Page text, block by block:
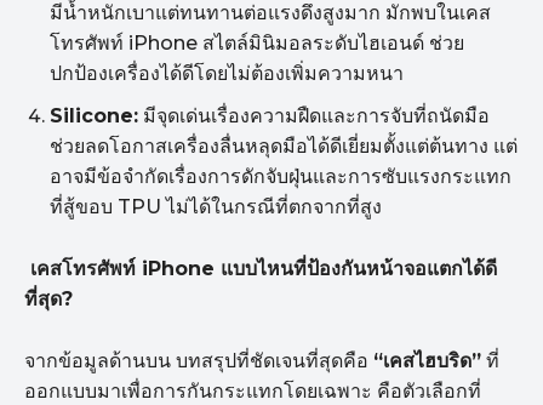
มีน้ำหนักเบาแต่ทนทานต่อแรงดึงสูงมาก มักพบในเคส
โทรศัพท์ iPhone สไตล์มินิมอลระดับไฮเอนด์ ช่วย
ปกป้องเครื่องได้ดีโดยไม่ต้องเพิ่มความหนา
Silicone: มีจุดเด่นเรื่องความฝืดและการจับที่ถนัดมือ
ช่วยลดโอกาสเครื่องลื่นหลุดมือได้ดีเยี่ยมตั้งแต่ต้นทาง แต่
อาจมีข้อจำกัดเรื่องการดักจับฝุ่นและการซับแรงกระแทก
ที่สู้ขอบ TPU ไม่ได้ในกรณีที่ตกจากที่สูง
เคสโทรศัพท์ iPhone แบบไหนที่ป้องกันหน้าจอแตกได้ดี
ที่สุด?
จากข้อมูลด้านบน บทสรุปที่ชัดเจนที่สุดคือ “เคสไฮบริด” ที่
ออกแบบมาเพื่อการกันกระแทกโดยเฉพาะ คือตัวเลือกที่